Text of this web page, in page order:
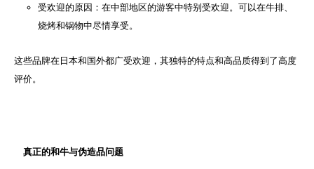
受欢迎的原因：在中部地区的游客中特别受欢迎。可以在牛排、
烧烤和锅物中尽情享受。
这些品牌在日本和国外都广受欢迎，其独特的特点和高品质得到了高度
评价。
真正的和牛与伪造品问题